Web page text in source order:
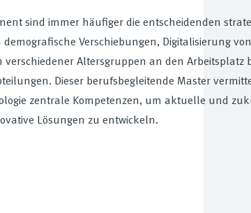
sind immer häufiger die entscheidenden
Verschiebungen, Digitalisierung
Altersgruppen an den
Dieser berufsbegleitende Master
zentrale Kompetenzen, um aktuelle und
Lösungen zu entwickeln.